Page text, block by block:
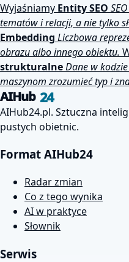
Wyjaśniamy Entity SEO
tematów i relacji, a nie tylko
Embedding Liczbowa
obrazu albo innego obiektu.
strukturalneDane w
maszynom zrozumieć typ i
AIHub 24
AIHub24.pl. Sztuczna
pustych obietnic.
Format AIHub24
Radar zmian
Co z tego wynika
AI w praktyce
Słownik
Serwis